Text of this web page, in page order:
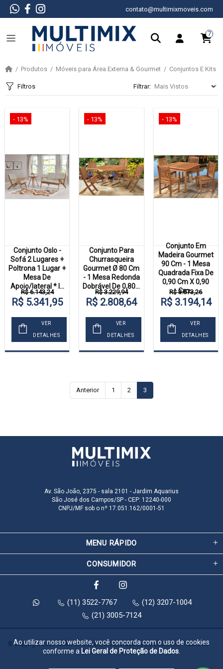
contato@multimixmoveis.com
7
Produtos Móveis para Área Externa & Gourmet Conjuntos E Kits
Filtros Filtrar:
- 13%
Conjunto Oslo -
Sofá 2 Lugares +
Poltrona 1 Lugar +
Mesa De
Apoio/lateral * I...
R$ 6.143,24
R$ 5.341,95
VER
DETALHES
- 13%
Conjunto Para
Churrasqueira
Gourmet Ø 80 Cm
- 1 Mesa Redonda
Dobrável De 0,80...
R$ 3.229,94
R$ 2.808,64
VER
DETALHES
- 13%
Conjunto Em
Madeira Gourmet
90 Cm - 1 Mesa
Quadrada Fixa De
0,90 Cm X 0,90
Cm...
R$ 3.673,26
R$ 3.194,14
VER
DETALHES
Anterior 1 2 3
Av. São João, 2375 - sala 2101 - Jardim Aquarius
São José dos Campos/SP - CEP: 12240-000
CNPJ/MF sob o nº 17.051.162/0001-51
MENU RÁPIDO
CONSUMIDOR
(11) 3522-7767
(12) 3207-1004
(21) 3005-7124
© Copyright 2026 Multimix Móveis e Decoração para Escritório. Todos os
direitos reservados.
Ao utilizar nosso website, você concorda com o uso de cookies
conforme a Lei Geral de Proteção de Dados